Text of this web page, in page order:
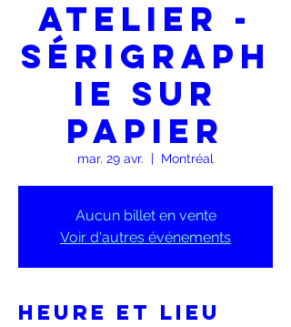
Atelier -
Sérigraph
ie sur
papier
mar. 29 avr.
  |
Montréal
Aucun billet en vente
Voir d'autres événements
Heure et lieu